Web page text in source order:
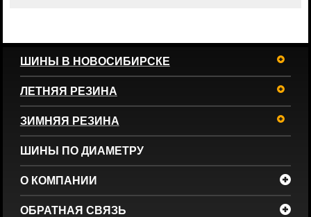
ШИНЫ В НОВОСИБИРСКЕ
ЛЕТНЯЯ РЕЗИНА
ЗИМНЯЯ РЕЗИНА
ШИНЫ ПО ДИАМЕТРУ
О КОМПАНИИ
ОБРАТНАЯ СВЯЗЬ